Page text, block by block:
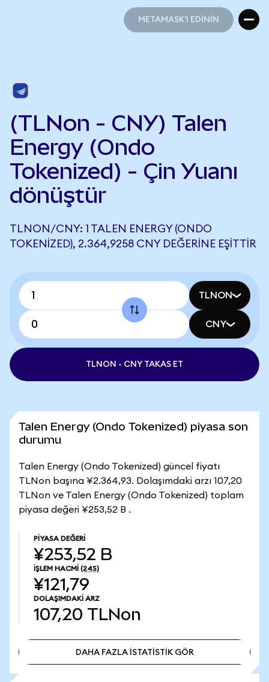
METAMASK'I EDİNİN
(TLNon - CNY) Talen
Energy (Ondo
Tokenized) - Çin Yuanı
dönüştür
TLNON/CNY: 1 TALEN ENERGY (ONDO
TOKENIZED), 2.364,9258 CNY DEĞERINE EŞITTIR
TLNON
CNY
TLNON - CNY TAKAS ET
Talen Energy (Ondo Tokenized) piyasa son
durumu
Talen Energy (Ondo Tokenized) güncel fiyatı
TLNon başına ¥2.364,93. Dolaşımdaki arzı 107,20
TLNon ve Talen Energy (Ondo Tokenized) toplam
piyasa değeri ¥253,52 B .
PIYASA DEĞERI
¥253,52 B
İŞLEM HACMI (24S)
¥121,79
DOLAŞIMDAKI ARZ
107,20 TLNon
DAHA FAZLA İSTATİSTİK GÖR